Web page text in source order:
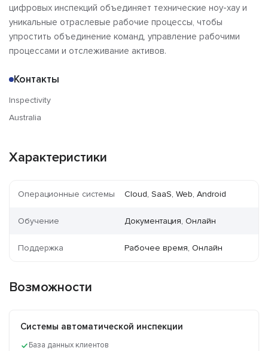
цифровых инспекций объединяет технические ноу-хау и
уникальные отраслевые рабочие процессы, чтобы
упростить объединение команд, управление рабочими
процессами и отслеживание активов.
Контакты
Inspectivity
Australia
Характеристики
Операционные системы Cloud, SaaS, Web, Android
Обучение Документация, Онлайн
Поддержка Рабочее время, Онлайн
Возможности
Системы автоматической инспекции
База данных клиентов